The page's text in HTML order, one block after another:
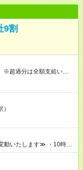
9割
※超過分は全額支給いたし
し残業時間 12時間／月 -
≪経験者の方は以下と
※固定残業代（30時間/6
支給いたします 能力やス
は前給考慮も可能で
ます。 実際にほぼ全員
ップも目指せる環境で
動いたします≫ ・10時00
分～18時00分（休憩1時